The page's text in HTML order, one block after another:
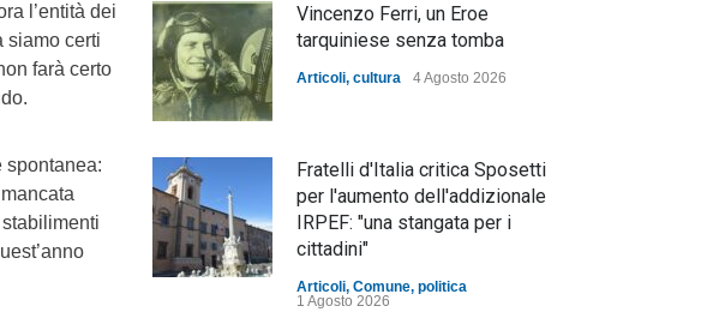
l’entità dei
siamo certi
farà certo
spontanea:
Vincenzo Ferri, un Eroe
tarquiniese senza tomba
Articoli, cultura 4 Agosto 2026
Fratelli d'Italia critica Sposetti
per l'aumento dell'addizionale
IRPEF: "una stangata per i
cittadini"
Articoli, Comune, politica
1 Agosto 2026